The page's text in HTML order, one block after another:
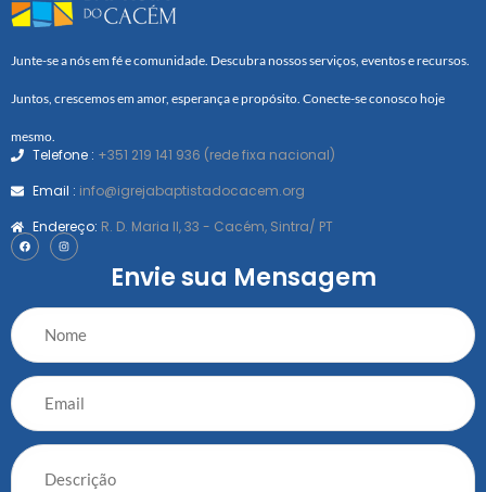
Junte-se a nós em fé e comunidade. Descubra nossos serviços, eventos e recursos.
Juntos, crescemos em amor, esperança e propósito. Conecte-se conosco hoje
mesmo.
Telefone : +351 219 141 936 (rede fixa nacional)
Email : info@igrejabaptistadocacem.org
Endereço: R. D. Maria II, 33 - Cacém, Sintra/ PT
Envie sua Mensagem